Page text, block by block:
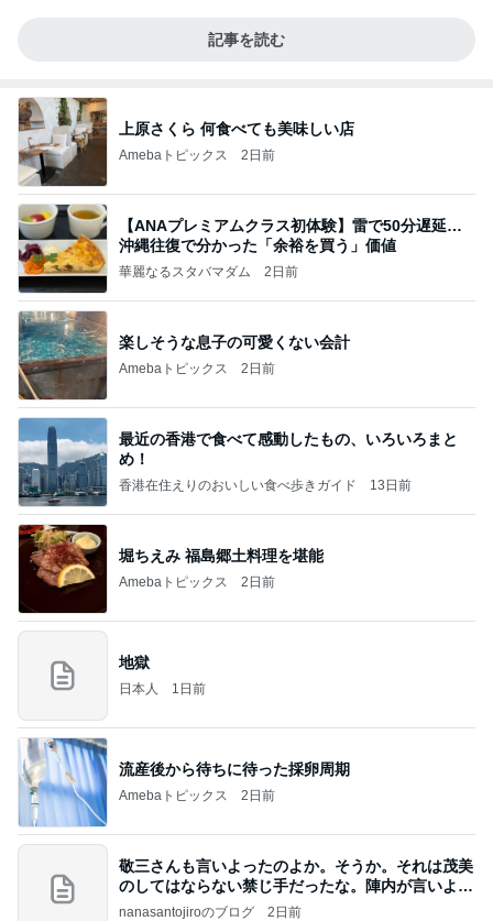
記事を読む
上原さくら 何食べても美味しい店
Amebaトピックス 2日前
【ANAプレミアムクラス初体験】雷で50分遅延…
沖縄往復で分かった「余裕を買う」価値
華麗なるスタバマダム 2日前
楽しそうな息子の可愛くない会計
Amebaトピックス 2日前
最近の香港で食べて感動したもの、いろいろまと
め！
香港在住えりのおいしい食べ歩きガイド 13日前
堀ちえみ 福島郷土料理を堪能
Amebaトピックス 2日前
地獄
日本人 1日前
流産後から待ちに待った採卵周期
Amebaトピックス 2日前
敬三さんも言いよったのよか。そうか。それは茂美
のしてはならない禁じ手だったな。陣内が言いよる
のよ
nanasantojiroのブログ 2日前